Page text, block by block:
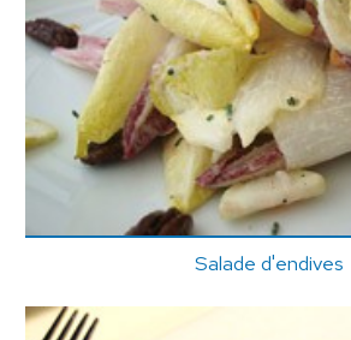
Salade d'endives